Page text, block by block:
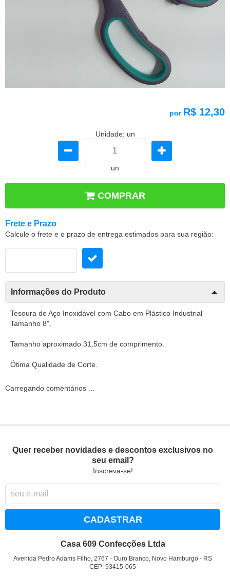
por R$ 12,30
Unidade: un
un
COMPRAR
Frete e Prazo
Calcule o frete e o prazo de entrega estimados para sua região:
Informações do Produto
Tesoura de Aço Inoxidável com Cabo em Plástico Industrial
Tamanho 8".
Tamanho aproximado 31,5cm de comprimento.
Ótima Qualidade de Corte.
Carregando comentários ...
Quer receber novidades e descontos exclusivos no
seu email?
Inscreva-se!
CADASTRAR
Casa 609 Confecções Ltda
Avenida Pedro Adams Filho, 2767 -Ouro Branco, Novo Hamburgo - RS
CEP: 93415-065